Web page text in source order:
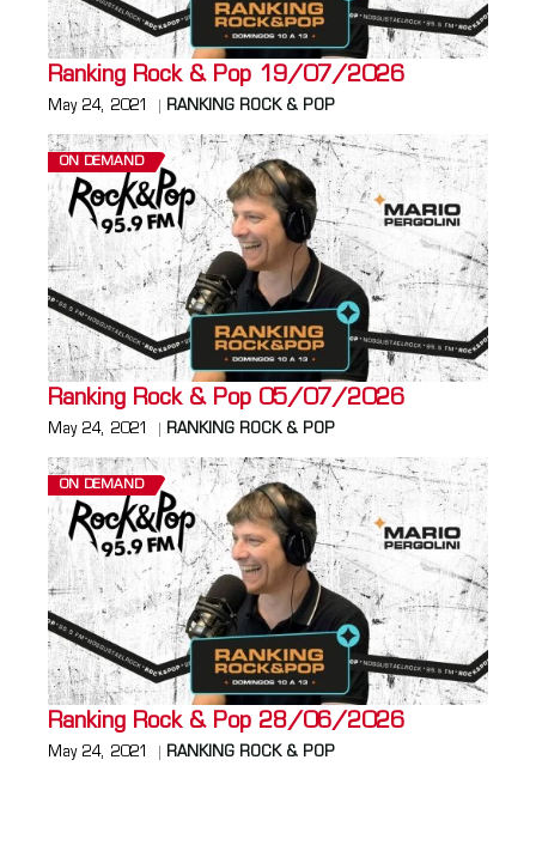
Ranking Rock & Pop 19/07/2026
May 24, 2021 RANKING ROCK & POP
ON DEMAND
Ranking Rock & Pop 05/07/2026
May 24, 2021 RANKING ROCK & POP
ON DEMAND
Ranking Rock & Pop 28/06/2026
May 24, 2021 RANKING ROCK & POP